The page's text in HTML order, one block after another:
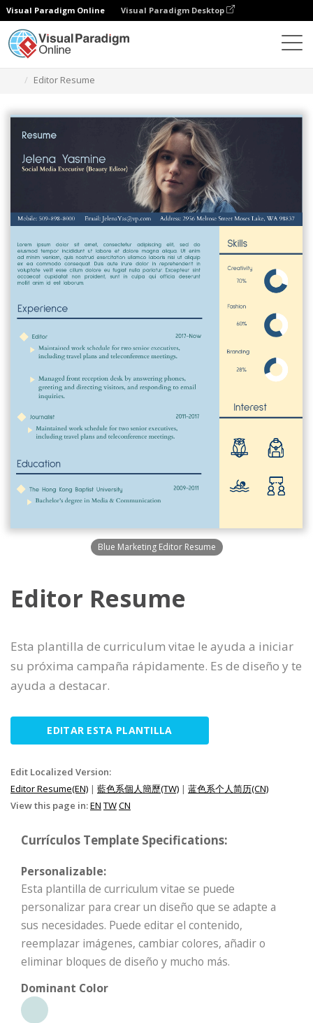
Visual Paradigm Online Visual Paradigm Desktop
Editor Resume
Blue Marketing Editor Resume
Editor Resume
Esta plantilla de curriculum vitae le ayuda a iniciar
su próxima campaña rápidamente. Es de diseño y te
ayuda a destacar.
EDITAR ESTA PLANTILLA
Edit Localized Version:
Editor Resume(EN) | 藍色系個人簡歷(TW) | 蓝色系个人简历(CN)
View this page in:EN TWCN
Currículos Template Specifications:
Personalizable:
Esta plantilla de curriculum vitae se puede
personalizar para crear un diseño que se adapte a
sus necesidades. Puede editar el contenido,
reemplazar imágenes, cambiar colores, añadir o
eliminar bloques de diseño y mucho más.
Dominant Color